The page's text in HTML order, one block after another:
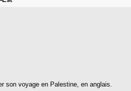
son voyage en Palestine, en anglais.